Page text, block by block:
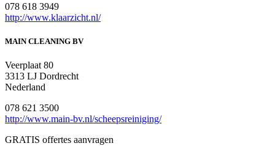
078 618 3949
http://www.klaarzicht.nl/
MAIN CLEANING BV
Veerplaat 80
3313 LJ Dordrecht
Nederland
078 621 3500
http://www.main-bv.nl/scheepsreiniging/
GRATIS offertes aanvragen